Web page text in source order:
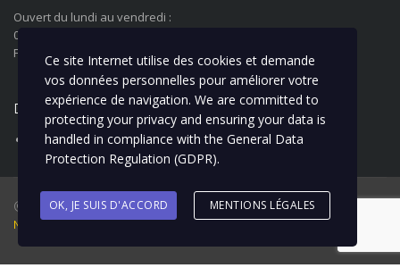
Ouvert du lundi au vendredi :
08:00 à 12:00 - 14:00 à 18:00
Fermé le samedi et le dimanche
DERNIÈRE ACTUALITÉ
ATELIER CARROSSERIE PEINTURE
@ 2018 Garage Duverger Renault I Création : La Clique à Bill I
Mentions Légales
Ce site Internet utilise des cookies et demande
vos données personnelles pour améliorer votre
expérience de navigation. We are committed to
protecting your privacy and ensuring your data is
handled in compliance with the General Data
Protection Regulation (GDPR).
OK, JE SUIS D'ACCORD MENTIONS LÉGALES